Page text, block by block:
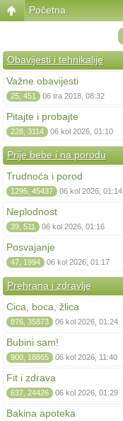
Početna
Obavijesti i tehnikalije
Važne obavijesti
25, 451 06 tra 2018, 08:32
Pitajte i probajte
228, 3114 06 kol 2026, 01:10
Prije bebe i na porodu
Trudnoća i porod
1295, 45437 06 kol 2026, 01:14
Neplodnost
39, 511 06 kol 2026, 01:16
Posvajanje
47, 1994 06 kol 2026, 01:17
Prehrana i zdravlje
Cica, boca, žlica
876, 35873 06 kol 2026, 01:24
Bubini sam!
900, 18865 06 kol 2026, 11:40
Fit i zdrava
637, 24426 06 kol 2026, 01:29
Bakina apoteka